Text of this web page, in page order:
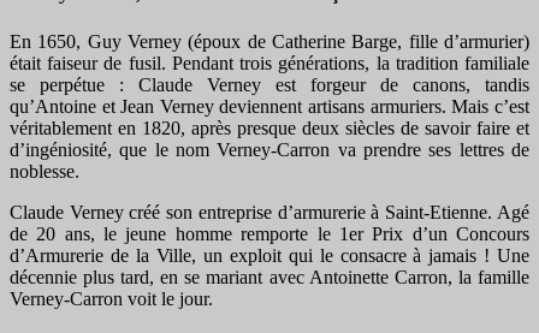
En 1650, Guy Verney (époux de Catherine Barge, fille d’armurier)
était faiseur de fusil. Pendant trois générations, la tradition familiale
se perpétue : Claude Verney est forgeur de canons, tandis
qu’Antoine et Jean Verney deviennent artisans armuriers. Mais c’est
véritablement en 1820, après presque deux siècles de savoir faire et
d’ingéniosité, que le nom Verney-Carron va prendre ses lettres de
noblesse.
Claude Verney créé son entreprise d’armurerie à Saint-Etienne. Agé
de 20 ans, le jeune homme remporte le 1er Prix d’un Concours
d’Armurerie de la Ville, un exploit qui le consacre à jamais ! Une
décennie plus tard, en se mariant avec Antoinette Carron, la famille
Verney-Carron voit le jour.